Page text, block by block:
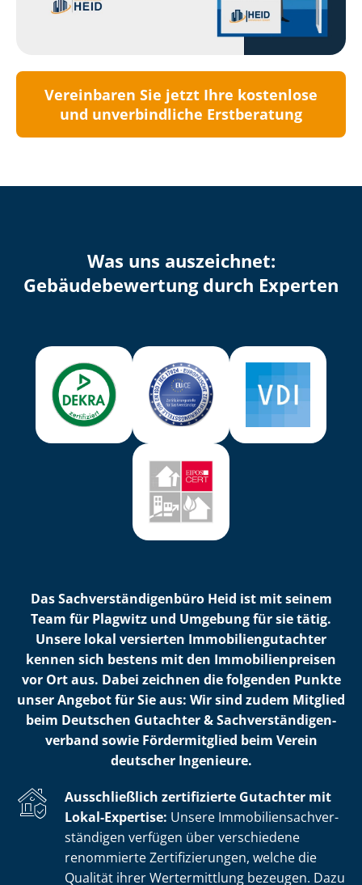
Vereinbaren Sie jetzt Ihre kostenlose
und unverbindliche Erstberatung
Was uns auszeichnet:
Ge­bäu­de­be­wer­tung durch Experten
Das Sach­ver­stän­di­gen­bü­ro Heid ist mit seinem
Team für Plagwitz und Umgebung für sie tätig.
Unsere lokal versierten Im­mo­bi­li­en­gut­ach­ter
kennen sich bestens mit den Im­mo­bi­li­en­prei­sen
vor Ort aus. Dabei zeichnen die folgenden Punkte
unser Angebot für Sie aus: Wir sind zudem Mitglied
beim Deutschen Gutachter & Sach­ver­stän­di­gen­
ver­band sowie Fördermitglied beim Verein
deutscher Ingenieure.
Ausschließlich zertifizierte Gutachter mit
Lokal-Expertise: Unsere Im­mo­bi­li­en­sach­ver­
stän­di­gen verfügen über verschiedene
renommierte Zer­ti­fi­zie­run­gen, welche die
Qualität ihrer Wertermittlung bezeugen. Dazu